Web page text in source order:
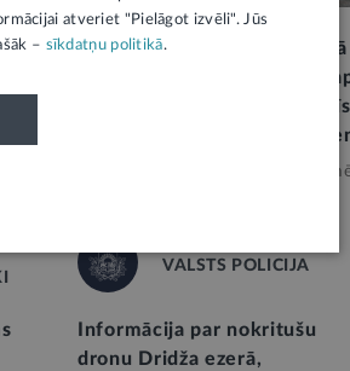
rīcībai
Tava drošība
gaisa
Pirms
VALSTS POLICIJA
Informācija par nokritušu
dronu Dridža ezerā,
atveriet "Pielāgot izvēli". Jūs
– sīkdatņu politikā.